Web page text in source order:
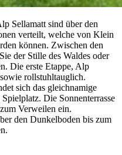
Sellamatt sind über den
verteilt, welche von Klein
können. Zwischen den
der Stille des Waldes oder
Die erste Etappe, Alp
rollstuhltauglich.
sich das gleichnamige
Die Sonnenterrasse
Verweilen ein.
den Dunkelboden bis zum